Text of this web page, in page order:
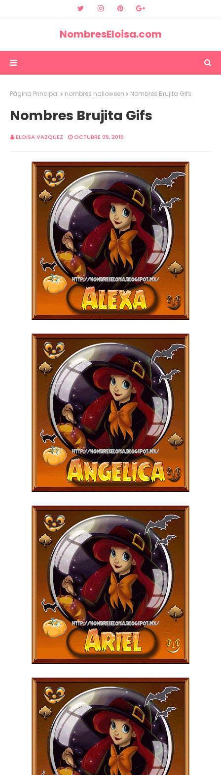
NombresEloisa.com
Página Principal nombres halloween Nombres Brujita Gifs
Nombres Brujita Gifs
ELOISA VAZQUEZ OCTUBRE 05, 2015